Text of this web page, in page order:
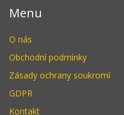
Menu
O nás
Obchodní podmínky
Zásady ochrany soukromí
GDPR
Kontakt